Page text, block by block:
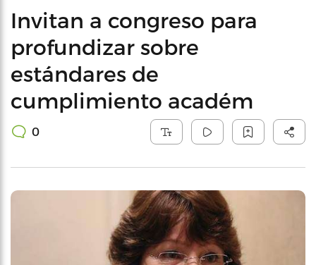
Invitan a congreso para
profundizar sobre
estándares de
cumplimiento académ
0